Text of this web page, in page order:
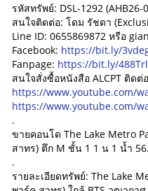
รหัสทรัพย์: DSL-1292 (AHB26-
สนใจติดต่อ: โดม รัชดา
Line ID: 0655869872 หรือ
Facebook: https://bit.ly/
Fanpage: https://bit.ly/
สนใจสั่งซื้อหนังสือ ALCPT ติด
https://www.youtube.com/
https://www.youtube.com/
.
ขายคอนโด The Lake Metro
สาทร) ตึก M ชั้น 1 1 น 1 น้ำ
.
รายละเอียดทรัพย์: The Lake